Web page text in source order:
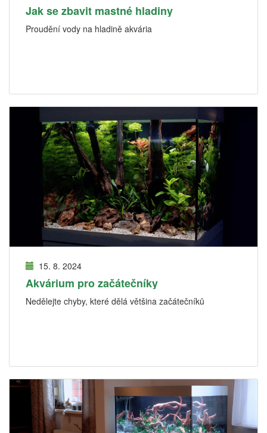
Jak se zbavit mastné hladiny
Proudění vody na hladině akvária
15. 8. 2024
Akvárium pro začátečníky
Nedělejte chyby, které dělá většina začátečníků